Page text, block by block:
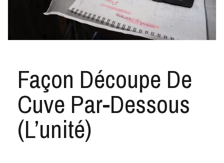
Façon Découpe De
Cuve Par-Dessous
(l’unité)